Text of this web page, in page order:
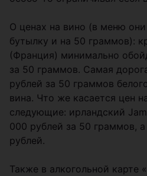
О ценах на вино (в меню
бутылку и на 50 граммов):
(Франция) минимально
за 50 граммов. Самая
рублей за 50 граммов
вина. Что же касается цен
следующие: ирландский
000 рублей за 50 граммов,
рублей.
Также в алкогольной карте